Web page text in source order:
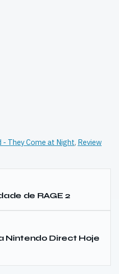
- They Come at Night, Review
de RAGE 2
Nintendo Direct Hoje